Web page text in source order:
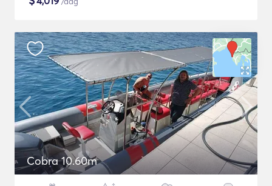
Cobra 10.60m